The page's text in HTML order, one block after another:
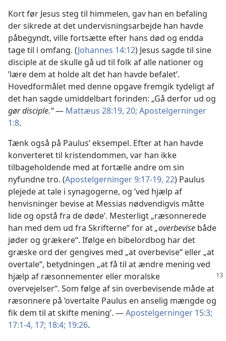
Kort før Jesus steg til himmelen, gav han en befaling
der sikrede at det undervisningsarbejde han havde
påbegyndt, ville fortsætte efter hans død og endda
tage til i omfang. (Johannes 14:12) Jesus sagde til sine
disciple at de skulle gå ud til folk af alle nationer og
’lære dem at holde alt det han havde befalet’.
Hovedformålet med denne opgave fremgik tydeligt af
det han sagde umiddelbart forinden: „Gå derfor ud og
gør disciple.“— Mattæus 28:19, 20; Apostelgerninger
1:8.
Tænk også på Paulus’ eksempel. Efter at han havde
konverteret til kristendommen, var han ikke
tilbageholdende med at fortælle andre om sin
nyfundne tro. (Apostelgerninger 9:17-19, 22) Paulus
plejede at tale i synagogerne, og ’ved hjælp af
henvisninger bevise at Messias nødvendigvis måtte
lide og opstå fra de døde’. Mesterligt „ræsonnerede
han med dem ud fra Skrifterne“ for at„overbevise både
jøder og grækere“. Ifølge en bibelordbog har det
græske ord der gengives med „at overbevise“ eller „at
overtale“, betydningen „at få til at ændre mening ved
hjælp af ræsonnementer eller moralske
overvejelser“. Som følge af sin overbevisende måde at
ræsonnere på ’overtalte Paulus en anselig mængde og
fik dem til at skifte mening’. —Apostelgerninger 15:3;
17:1-4, 17; 18:4; 19:26.